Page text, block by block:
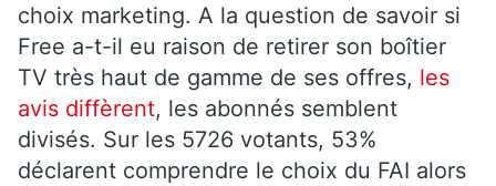
choix marketing. A la question de savoir si
Free a-t-il eu raison de retirer son boîtier
TV très haut de gamme de ses offres, les
avis diffèrent, les abonnés semblent
divisés. Sur les 5726 votants, 53%
déclarent comprendre le choix du FAI alors